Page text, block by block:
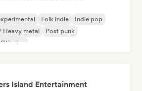
Folk indie
Indie pop
Heavy metal
Post punk
Island Entertainment